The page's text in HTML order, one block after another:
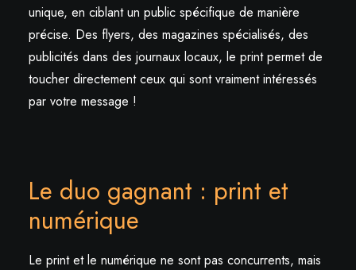
unique, en ciblant un public spécifique de manière
précise. Des flyers, des magazines spécialisés, des
publicités dans des journaux locaux, le print permet de
toucher directement ceux qui sont vraiment intéressés
par votre message !
Le duo gagnant : print et
numérique
Le print et le numérique ne sont pas concurrents, mais